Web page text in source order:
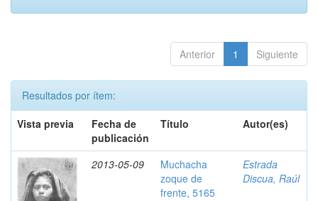
Anterior 1 Siguiente
Resultados por ítem:
Vista previa
Fecha de
publicación
Título Autor(es)
2013-05-09
Muchacha
zoque de
frente, 5165
Estrada
Discua, Raúl